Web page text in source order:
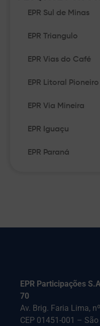
EPR Sul de Minas
EPR Triangulo
EPR Vias do Café
EPR Litoral Pioneiro
EPR Via Mineira
EPR Iguaçu
EPR Paraná
EPR Participações
70
Av. Brig. Faria Lima,
CEP 01451-001 –